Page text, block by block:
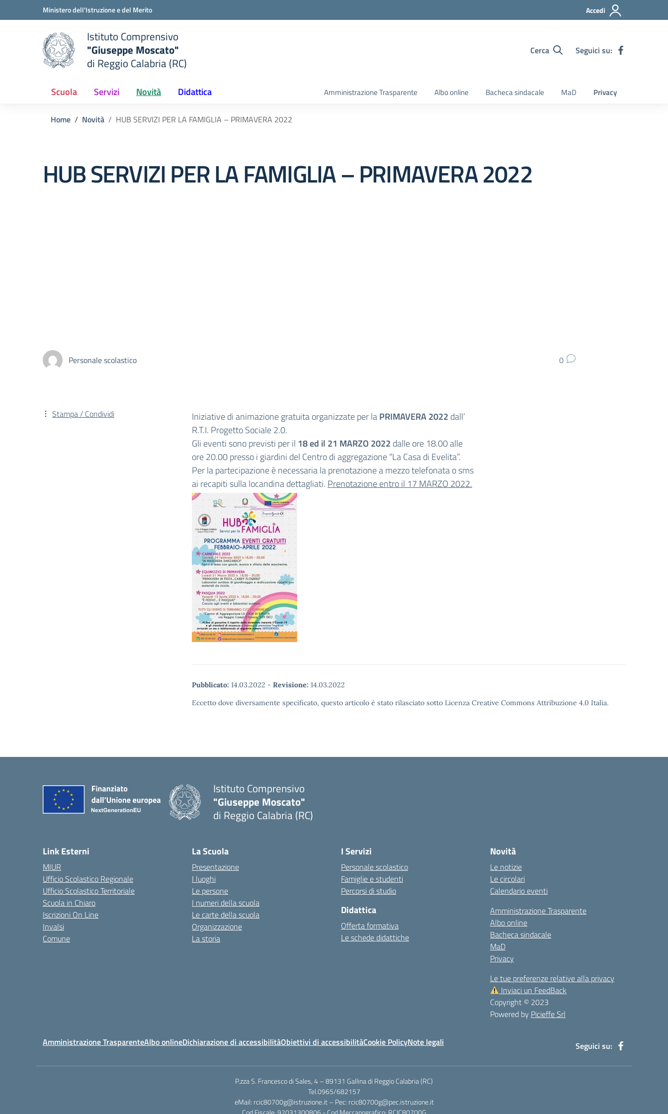
Vai ai contenuti
Vai al menu di navigazioneMinistero dell'Istruzione e del Merito Accedi
scuola
Istituto Comprensivo
"Giuseppe Moscato"
di Reggio Calabria (RC)
Cerca Seguici su:
Scuola Servizi Novità Didattica Amministrazione Trasparente Albo online Bacheca sindacale MaD Privacy
Home Novità HUB SERVIZI PER LA FAMIGLIA – PRIMAVERA 2022
HUB SERVIZI PER LA FAMIGLIA – PRIMAVERA 2022
Personale scolastico 0
Iniziative di animazione gratuita organizzate per laPRIMAVERA2022 dall’
R.T.I. Progetto Sociale 2.0.
Gli eventi sono previsti per il 18 ed il 21 MARZO 2022 dalle ore 18.00 alle
ore 20.00 presso i giardini del Centro di aggregazione “La Casa di Evelita”.
Per la partecipazione è necessaria la prenotazione a mezzo telefonata o sms
ai recapiti sulla locandina dettagliati. Prenotazione entro il 17 MARZO 2022.
Pubblicato: 14.03.2022 - Revisione: 14.03.2022
Eccetto dove diversamente specificato, questo articolo è stato rilasciato sotto Licenza Creative Commons Attribuzione 4.0 Italia.
Stampa / Condividi
Istituto Comprensivo
"Giuseppe Moscato"
di Reggio Calabria (RC)
Link Esterni
MIUR
Ufficio Scolastico Regionale
Ufficio Scolastico Territoriale
Scuola in Chiaro
Iscrizioni On Line
Invalsi
Comune
La Scuola
Presentazione
I luoghi
Le persone
I numeri della scuola
Le carte della scuola
Organizzazione
La storia
I Servizi
Personale scolastico
Famiglie e studenti
Percorsi di studio
Didattica
Offerta formativa
Le schede didattiche
Novità
Le notizie
Le circolari
Calendario eventi
Amministrazione Trasparente
Albo online
Bacheca sindacale
MaD
Privacy
Le tue preferenze relative alla privacy
Inviaci un FeedBack
Copyright © 2023
Powered by Picieffe Srl
Amministrazione TrasparenteAlbo onlineDichiarazione di accessibilitàObiettivi di accessibilitàCookie PolicyNote legali Seguici su:
P.zza S. Francesco di Sales, 4 – 89131 Gallina di Reggio Calabria (RC)
Tel.0965/682157
eMail: rcic80700g@istruzione.it – Pec: rcic80700g@pec.istruzione.it